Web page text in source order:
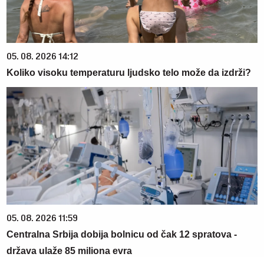
05. 08. 2026 14:12
Koliko visoku temperaturu ljudsko telo može da izdrži?
05. 08. 2026 11:59
Centralna Srbija dobija bolnicu od čak 12 spratova -
država ulaže 85 miliona evra